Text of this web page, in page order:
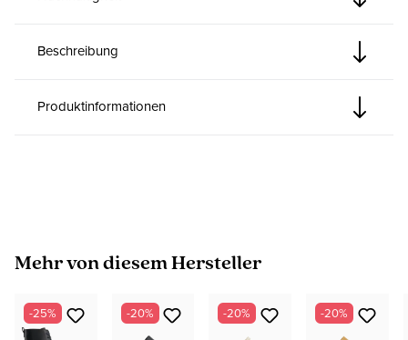
Beschreibung
Produktinformationen
Produktgalerie überspringen
Mehr von diesem Hersteller
-25% -20% -20% -20%